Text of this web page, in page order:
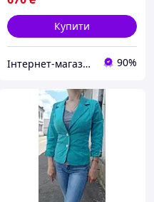
Купити
Інтернет-магазин Clothes-Mall 90%